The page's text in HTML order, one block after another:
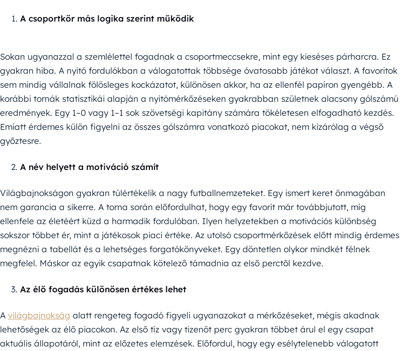
A csoportkör más logika szerint működik
Sokan ugyanazzal a szemlélettel fogadnak a csoportmeccsekre, mint egy kieséses párharcra. Ez
gyakran hiba. A nyitó fordulókban a válogatottak többsége óvatosabb játékot választ. A favoritok
sem mindig vállalnak fölösleges kockázatot, különösen akkor, ha az ellenfél papíron gyengébb. A
korábbi tornák statisztikái alapján a nyitómérkőzéseken gyakrabban születnek alacsony gólszámú
eredmények. Egy 1–0 vagy 1–1 sok szövetségi kapitány számára tökéletesen elfogadható kezdés.
Emiatt érdemes külön figyelni az összes gólszámra vonatkozó piacokat, nem kizárólag a végső
győztesre.
A név helyett a motiváció számít
Világbajnokságon gyakran túlértékelik a nagy futballnemzeteket. Egy ismert keret önmagában
nem garancia a sikerre. A torna során előfordulhat, hogy egy favorit már továbbjutott, míg
ellenfele az életéért küzd a harmadik fordulóban. Ilyen helyzetekben a motivációs különbség
sokszor többet ér, mint a játékosok piaci értéke. Az utolsó csoportmérkőzések előtt mindig érdemes
megnézni a tabellát és a lehetséges forgatókönyveket. Egy döntetlen olykor mindkét félnek
megfelel. Máskor az egyik csapatnak kötelező támadnia az első perctől kezdve.
Az élő fogadás különösen értékes lehet
A világbajnokság alatt rengeteg fogadó figyeli ugyanazokat a mérkőzéseket, mégis akadnak
lehetőségek az élő piacokon. Az első tíz vagy tizenöt perc gyakran többet árul el egy csapat
aktuális állapotáról, mint az előzetes elemzések. Előfordul, hogy egy esélytelenebb válogatott